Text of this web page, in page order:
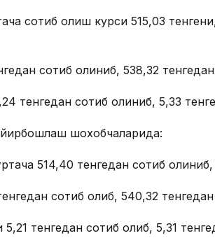
сотиб олиш курси 515,03
сотиб олиниб, 538,32 тенгедан
тенгедан сотиб олиниб, 5,33
шохобчаларида:
514,40 тенгедан сотиб олиниб,
сотиб олиб, 540,32 тенгедан
тенгедан сотиб олиб, 5,31